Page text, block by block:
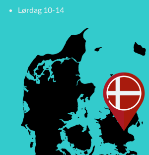
Lørdag 10-14